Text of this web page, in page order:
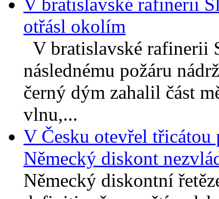
V bratislavské rafinerii
otřásl okolím
V bratislavské rafinerii
následnému požáru
černý dým zahalil část
vlnu,...
V Česku otevřel
Německý diskont
Německý diskontní